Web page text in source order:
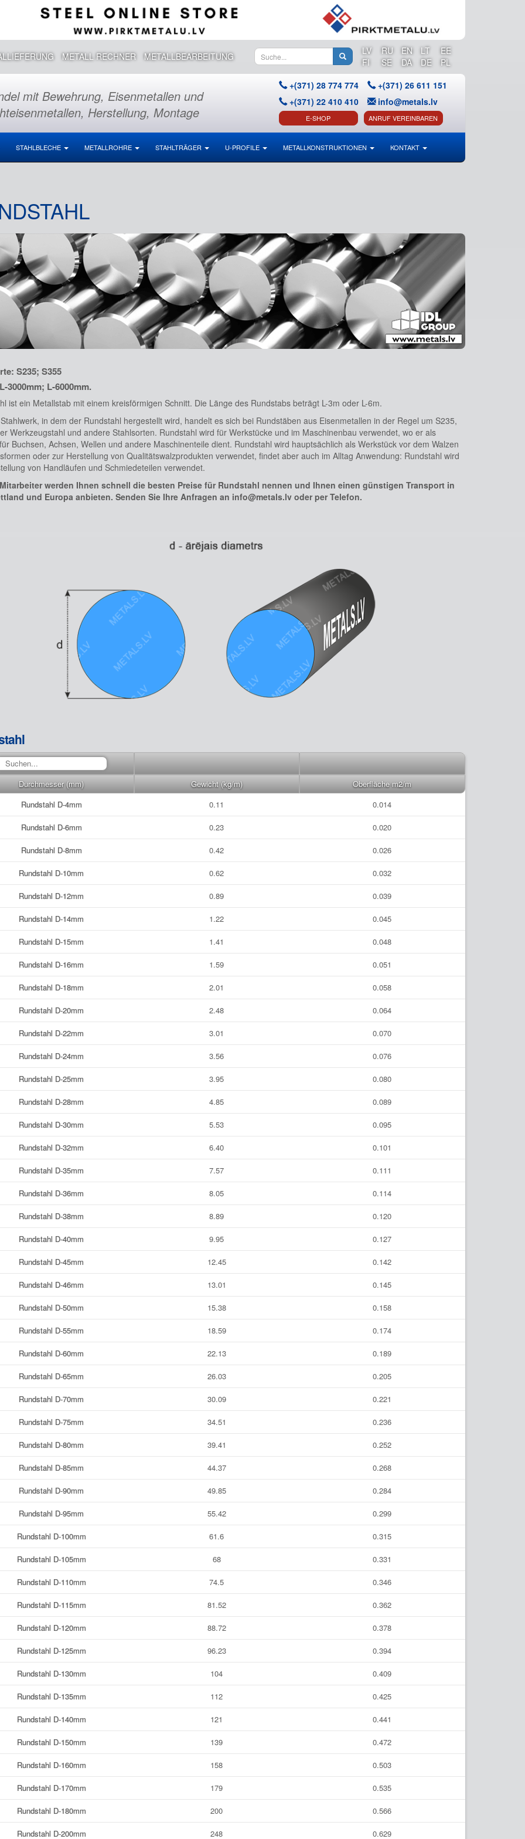
METALL RECHNER METALLBEARBEITUNG LV RU EN LT
EE
FI
SE DA DE PL
mit Bewehrung, Eisenmetallen und
Herstellung, Montage
+(371) 28 774 774
+(371) 26 611 151
+(371) 22 410 410
info@metals.lv
E-SHOP ANRUF VEREINBAREN
STAHLBLECHE METALLROHRE STAHLTRÄGER U-PROFILE METALLKONSTRUKTIONEN KONTAKT
S235; S355
3000mm; L-6000mm.
ist ein Metallstab mit einem kreisförmigen Schnitt. Die Länge des Rundstabs beträgt L-3m oder L-6m.
in dem der Rundstahl hergestellt wird, handelt es sich bei Rundstäben aus Eisenmetallen in der Regel um S235,
Werkzeugstahl und andere Stahlsorten. Rundstahl wird für Werkstücke und im Maschinenbau verwendet, wo er als
Buchsen, Achsen, Wellen und andere Maschinenteile dient. Rundstahl wird hauptsächlich als Werkstück vor dem Walzen
oder zur Herstellung von Qualitätswalzprodukten verwendet, findet aber auch im Alltag Anwendung: Rundstahl wird
von Handläufen und Schmiedeteilen verwendet.
werden Ihnen schnell die besten Preise für Rundstahl nennen und Ihnen einen günstigen Transport in
und Europa anbieten. Senden Sie Ihre Anfragen an info@metals.lv oder per Telefon.
Durchmesser (mm) Gewicht (kg/m)
Oberfläche m2/m
Rundstahl D-4mm
0.11 0.014
Rundstahl D-6mm 0.23 0.020
Rundstahl D-8mm 0.42 0.026
Rundstahl D-10mm 0.62 0.032
Rundstahl D-12mm 0.89 0.039
Rundstahl D-14mm 1.22 0.045
Rundstahl D-15mm 1.41 0.048
Rundstahl D-16mm 1.59 0.051
Rundstahl D-18mm 2.01 0.058
Rundstahl D-20mm 2.48 0.064
Rundstahl D-22mm 3.01 0.070
Rundstahl D-24mm 3.56 0.076
Rundstahl D-25mm 3.95 0.080
Rundstahl D-28mm 4.85 0.089
Rundstahl D-30mm 5.53 0.095
Rundstahl D-32mm 6.40 0.101
Rundstahl D-35mm 7.57 0.111
Rundstahl D-36mm 8.05 0.114
Rundstahl D-38mm 8.89 0.120
Rundstahl D-40mm 9.95 0.127
Rundstahl D-45mm 12.45 0.142
Rundstahl D-46mm 13.01 0.145
Rundstahl D-50mm 15.38 0.158
Rundstahl D-55mm 18.59 0.174
Rundstahl D-60mm 22.13 0.189
Rundstahl D-65mm 26.03 0.205
Rundstahl D-70mm 30.09 0.221
Rundstahl D-75mm 34.51 0.236
Rundstahl D-80mm 39.41 0.252
Rundstahl D-85mm 44.37 0.268
Rundstahl D-90mm 49.85 0.284
Rundstahl D-95mm 55.42 0.299
Rundstahl D-100mm 61.6 0.315
Rundstahl D-105mm 68 0.331
Rundstahl D-110mm 74.5 0.346
Rundstahl D-115mm 81.52 0.362
Rundstahl D-120mm 88.72 0.378
Rundstahl D-125mm 96.23 0.394
Rundstahl D-130mm 104 0.409
Rundstahl D-135mm 112 0.425
Rundstahl D-140mm 121 0.441
Rundstahl D-150mm 139 0.472
Rundstahl D-160mm 158 0.503
Rundstahl D-170mm 179 0.535
Rundstahl D-180mm 200 0.566
Rundstahl D-200mm 248 0.629